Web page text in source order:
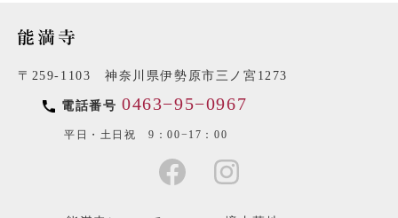
〒259-1103 神奈川県伊勢原市三ノ宮1273
電話番号 0463−95−0967
平日・土日祝 9：00−17：00